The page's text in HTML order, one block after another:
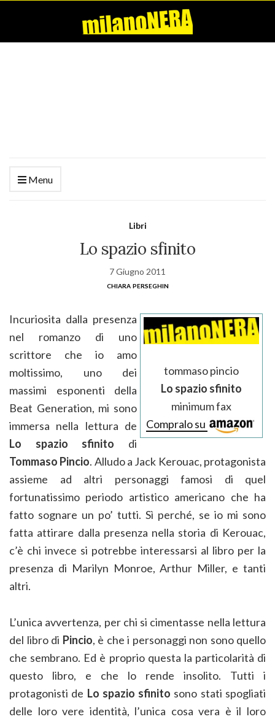
Menu
Libri
Lo spazio sfinito
7 Giugno 2011
chiara perseghin
tommaso pincio
Lo spazio sfinito
minimum fax
Compralo su
Incuriosita dalla presenza
nel romanzo di uno
scrittore che io amo
moltissimo, uno dei
massimi esponenti della
Beat Generation, mi sono
immersa nella lettura de
Lo spazio sfinito di
Tommaso Pincio. Alludo a Jack Kerouac, protagonista
assieme ad altri personaggi famosi di quel
fortunatissimo periodo artistico americano che ha
fatto sognare un po’ tutti. Sì perché, se io mi sono
fatta attirare dalla presenza nella storia di Kerouac,
c’è chi invece si potrebbe interessarsi al libro per la
presenza di Marilyn Monroe, Arthur Miller, e tanti
altri.
L’unica avvertenza, per chi si cimentasse nella lettura
del libro di Pincio, è che i personaggi non sono quello
che sembrano. Ed è proprio questa la particolarità di
questo libro, e che lo rende insolito. Tutti i
protagonisti de Lo spazio sfinito sono stati spogliati
delle loro vere identità, l’unica cosa vera è il loro